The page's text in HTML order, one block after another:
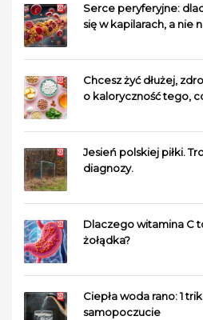
Serce peryferyjne:
się w kapilarach, a nie
Chcesz żyć dłużej,
o kaloryczność tego,
Jesień polskiej piłki.
diagnozy.
Dlaczego witamina C
żołądka?
Ciepła woda rano: 1
samopoczucie